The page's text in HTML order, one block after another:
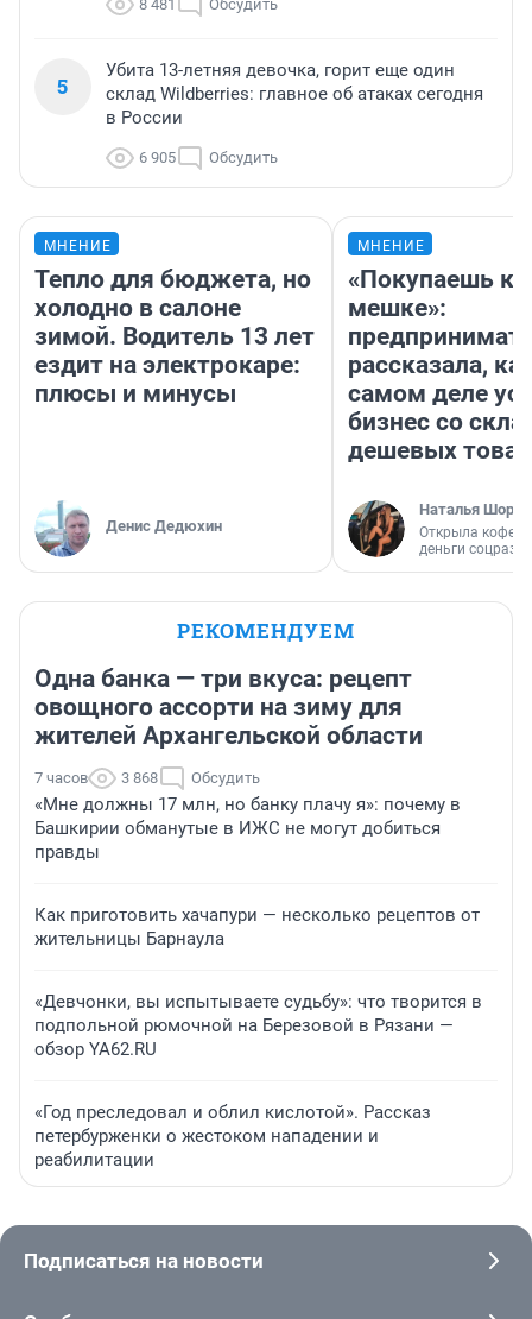
8 481 Обсудить
5
Убита 13-летняя девочка, горит еще один
склад Wildberries: главное об атаках сегодня
в России
6 905 Обсудить
МНЕНИЕ
Тепло для бюджета, но
холодно в салоне
зимой. Водитель 13 лет
ездит на электрокаре:
плюсы и минусы
Денис Дедюхин
МНЕНИЕ
«Покупаешь
мешке»:
рассказала,
самом деле
бизнес со
дешевых
Наталья
Открыла
деньги
РЕКОМЕНДУЕМ
Одна банка — три вкуса: рецепт
овощного ассорти на зиму для
жителей Архангельской области
7 часов 3 868 Обсудить
«Мне должны 17 млн, но банку плачу я»: почему в
Башкирии обманутые в ИЖС не могут добиться
правды
Как приготовить хачапури — несколько рецептов от
жительницы Барнаула
«Девчонки, вы испытываете судьбу»: что творится в
подпольной рюмочной на Березовой в Рязани —
обзор YA62.RU
«Год преследовал и облил кислотой». Рассказ
петербурженки о жестоком нападении и
реабилитации
Подписаться на новости